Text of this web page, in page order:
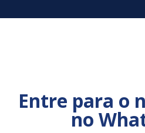
Entre para o
no